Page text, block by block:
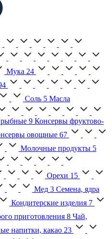
Мука 24
Соль 5 Масла
9 Консервы фруктово-
овощные 67
Молочные продукты 5
Орехи 15
Мед 3 Семена, ядра
Кондитерские изделия 7
приготовления 8 Чай,
напитки, какао 23